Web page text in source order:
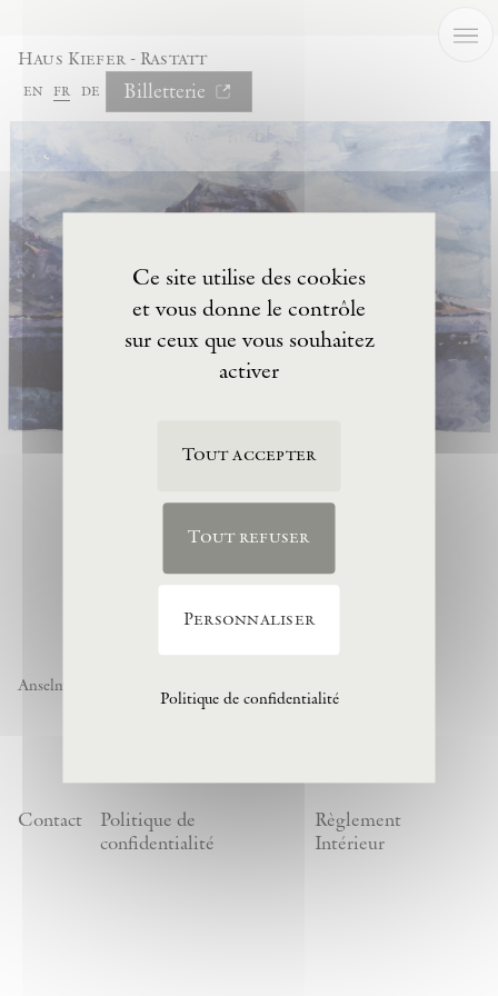
Haus Kiefer - Rastatt
en fr de Billetterie
Anselm Kiefer « Noch nicht » , 1974, (c) Anselm Kiefer
Contact
Politique de
confidentialité
Règlement
Intérieur
Ce site utilise des cookies
et vous donne le contrôle
sur ceux que vous souhaitez
activer
Tout accepter
Tout refuser
Personnaliser
Politique de confidentialité